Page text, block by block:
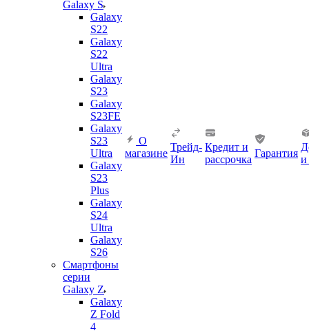
Galaxy S
Galaxy
S22
Galaxy
S22
Ultra
Galaxy
S23
Galaxy
S23FE
Galaxy
S23
Ultra
Galaxy
S23
Plus
Galaxy
S24
Ultra
Galaxy
S26
Смартфоны
серии
Galaxy Z
Galaxy
Z Fold
4
О
магазине
Трейд-
Ин
Кредит и
рассрочка
Гарантия
и